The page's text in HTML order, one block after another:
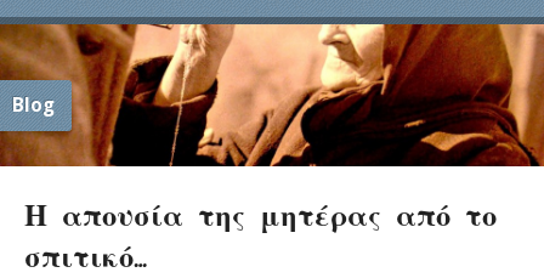
Blog
Η απουσία της μητέρας από το
σπιτικό…